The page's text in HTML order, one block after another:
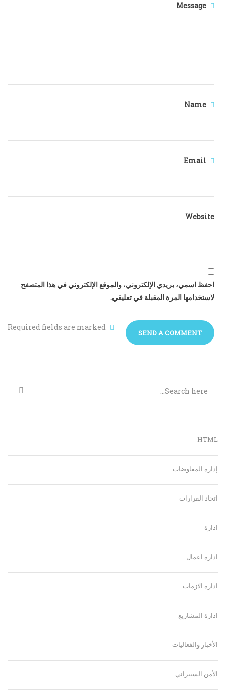
Message
Name
Email
Website
احفظ اسمي، بريدي الإلكتروني، والموقع الإلكتروني في هذا المتصفح
لاستخدامها المرة المقبلة في تعليقي.
Required fields are marked
HTML
إدارة المفاوضات
اتخاذ القرارات
ادارة
ادارة اعمال
ادارة الازمات
ادارة المشاريع
الأخبار والفعاليات
الأمن السيبراني